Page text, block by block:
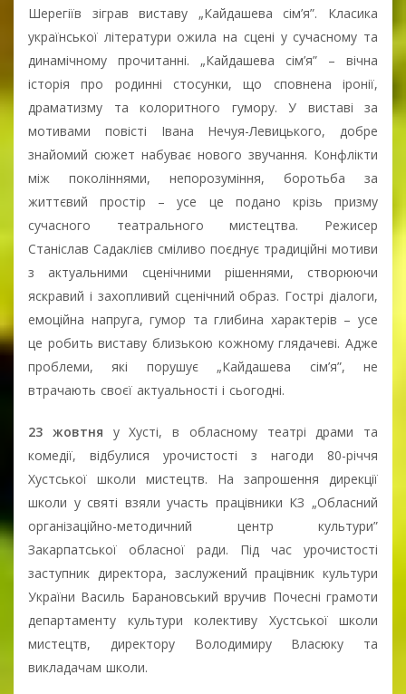
Шерегіїв зіграв виставу „Кайдашева сім’я”. Класика
української літератури ожила на сцені у сучасному та
динамічному прочитанні. „Кайдашева сім’я” – вічна
історія про родинні стосунки, що сповнена іронії,
драматизму та колоритного гумору. У виставі за
мотивами повісті Івана Нечуя-Левицького, добре
знайомий сюжет набуває нового звучання. Конфлікти
між поколіннями, непорозуміння, боротьба за
життєвий простір – усе це подано крізь призму
сучасного театрального мистецтва. Режисер
Станіслав Садаклієв сміливо поєднує традиційні мотиви
з актуальними сценічними рішеннями, створюючи
яскравий і захопливий сценічний образ. Гострі діалоги,
емоційна напруга, гумор та глибина характерів – усе
це робить виставу близькою кожному глядачеві. Адже
проблеми, які порушує „Кайдашева сім’я”, не
втрачають своєї актуальності і сьогодні.
23 жовтня у Хусті, в обласному театрі драми та
комедії, відбулися урочистості з нагоди 80-річчя
Хустської школи мистецтв. На запрошення дирекції
школи у святі взяли участь працівники КЗ „Обласний
організаційно-методичний центр культури”
Закарпатської обласної ради. Під час урочистості
заступник директора, заслужений працівник культури
України Василь Барановський вручив Почесні грамоти
департаменту культури колективу Хустської школи
мистецтв, директору Володимиру Власюку та
викладачам школи.